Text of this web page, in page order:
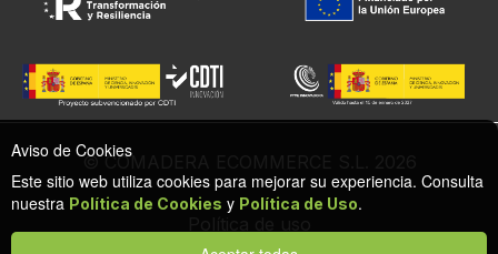
© COMADERA ECOMMERCE S.L. 2026
Política de cookies
Aviso de Cookies
Este sitio web utiliza cookies para mejorar su experiencia. Consulta
nuestra Política de Cookies y Política de Uso.